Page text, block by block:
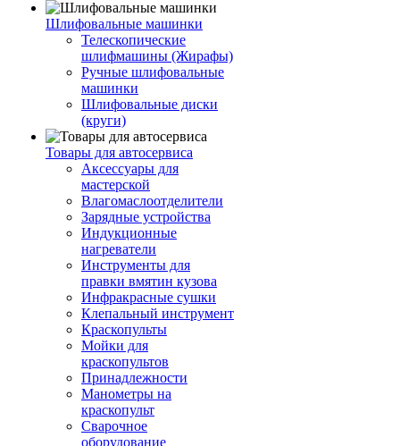
Шлифовальные машинки
Телескопические
шлифмашины (Жирафы)
Ручные шлифовальные
машинки
Шлифовальные диски
(круги)
Товары для автосервиса
Аксессуары для
мастерской
Влагомаслоотделители
Зарядные устройства
Индукционные
нагреватели
Инструменты для
правки вмятин кузова
Инфракрасные сушки
Клепальный инструмент
Краскопульты
Мойки для
краскопультов
Принадлежности
Манометры на
краскопульт
Сварочное
оборудование